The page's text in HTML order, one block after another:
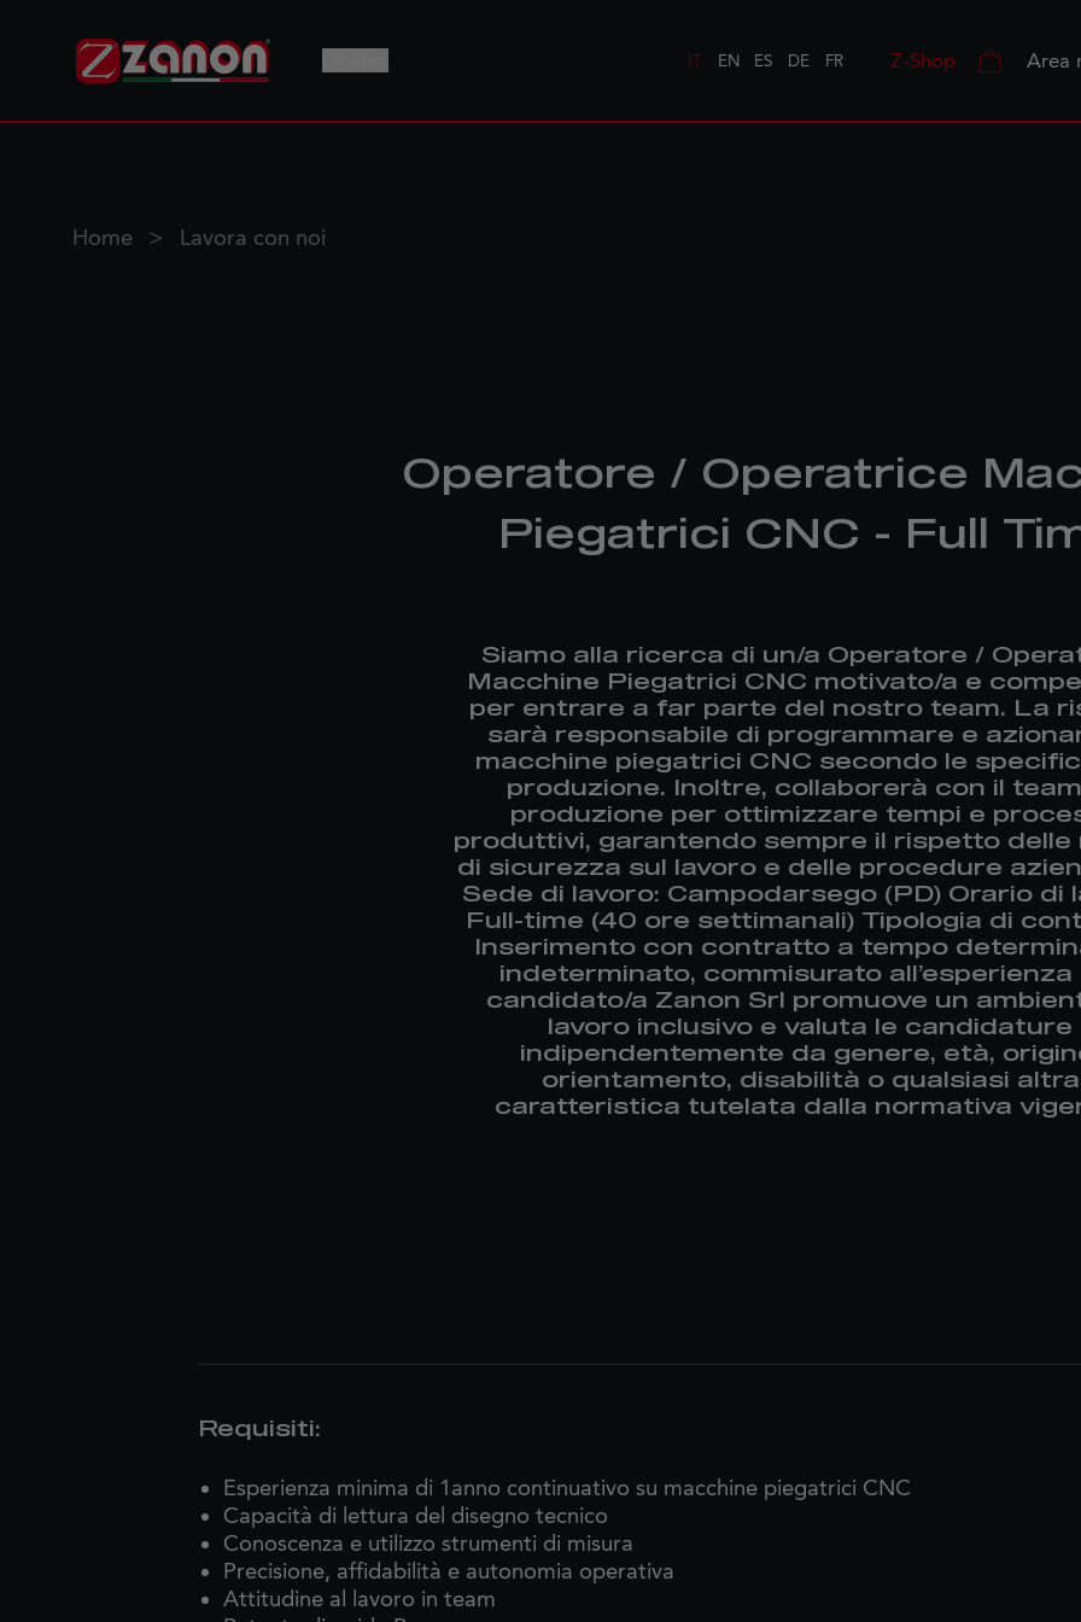
IT EN ES DE FR Z-Shop Area
Home Lavora con noi
Operatore / Operatrice
Piegatrici CNC - Full
Siamo alla ricerca di un/a Operatore /
Macchine Piegatrici CNC motivato/a e
per entrare a far parte del nostro team. La
sarà responsabile di programmare e
macchine piegatrici CNC secondo le
produzione. Inoltre, collaborerà con il
produzione per ottimizzare tempi e
produttivi, garantendo sempre il rispetto delle
di sicurezza sul lavoro e delle procedure
Sede di lavoro: Campodarsego (PD) Orario di
Full-time (40 ore settimanali) Tipologia di
Inserimento con contratto a tempo
indeterminato, commisurato all’esperienza
candidato/a Zanon Srl promuove un
lavoro inclusivo e valuta le candidature
indipendentemente da genere, età,
orientamento, disabilità o qualsiasi altra
caratteristica tutelata dalla normativa
Requisiti:
Esperienza minima di 1anno continuativo su macchine piegatrici CNC
Capacità di lettura del disegno tecnico
Conoscenza e utilizzo strumenti di misura
Precisione, affidabilità e autonomia operativa
Attitudine al lavoro in team